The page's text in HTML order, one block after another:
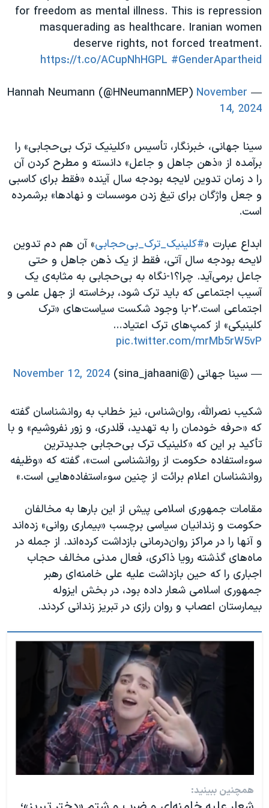
for freedom as mental illness. This is repression
masquerading as healthcare. Iranian women
deserve rights, not forced treatment.
https://t.co/ACupNhHGPL #GenderApartheid
— Hannah Neumann (@HNeumannMEP)
November
14, 2024
سینا جهانی، خبرنگار، تأسیس «کلینیک ترک بی‌حجابی» را
برآمده از «ذهن جاهل و جاعل» دانسته و مطرح کردن آن
را د زمان تدوین لایجه بودجه سال آینده «فقط برای کاسبی
و جعل واژگان برای تیغ زدن موسسات و نهادها» برشمرده
است.
ابداع عبارت «#کلینیک_ترک_بی‌حجابی» آن هم دم تدوین
لایحه بودجه سال آتی، فقط از یک ذهن جاهل و حتی
جاعل برمی‌آید. چرا؟۱-نگاه به بی‌حجابی به مثابه‌ی یک
آسیب اجتماعی که باید ترک شود، برخاسته از جهل علمی و
اجتماعی است.۲-با وجود شکست سیاست‌های «ترک
کلینیکی» از کمپ‌های ترک اعتیاد…
pic.twitter.com/mrMb5rW5vP
— سینا جهانی (@sina_jahaani)
November 12, 2024
شکیب نصرالله، روان‌شناس، نیز خطاب به روانشناسان گفته
که «حرفه خودمان را به تهدید، قلدری، و زور نفروشیم» و با
تأکید بر این که «کلینیک ترک بی‌حجابی جدیدترین
سوءاستفاده حکومت از روانشناسی است»، گفته که «وظیفه
روانشناسان اعلام برائت از چنین سوءاستفاده‌هایی است.»
مقامات جمهوری اسلامی پیش از این بارها به مخالفان
حکومت و زندانیان سیاسی برچسب «بیماری روانی» زده‌اند
و آنها را در مراکز روان‌درمانی بازداشت کرده‌اند. از جمله در
ماه‌های گذشته رویا ذاکری، فعال مدنی مخالف حجاب
اجباری را که حین بازداشت علیه علی خامنه‌ای رهبر
جمهوری اسلامی شعار داده بود، در بخش ایزوله
بیمارستان اعصاب و روان رازی در تبریز زندانی کردند.
همچنین ببینید: